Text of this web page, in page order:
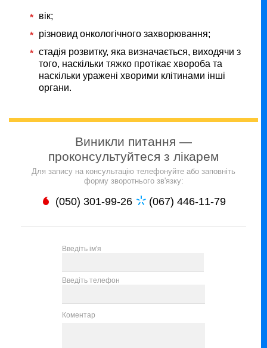
вік;
різновид онкологічного захворювання;
стадія розвитку, яка визначається, виходячи з
того, наскільки тяжко протікає хвороба та
наскільки уражені хворими клітинами інші
органи.
Виникли питання —
проконсультуйтеся з лікарем
Для запису на консультацію телефонуйте або заповніть
форму зворотнього зв'язку:
(050) 301-99-26 (067) 446-11-79
Введіть ім'я
Введіть телефон
Коментар